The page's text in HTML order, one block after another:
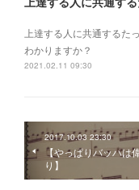
上達する人に共通するた
わかりますか？
2021.02.11 09:30
2017.10.03 23:30
【やっぱりバッハは
り】